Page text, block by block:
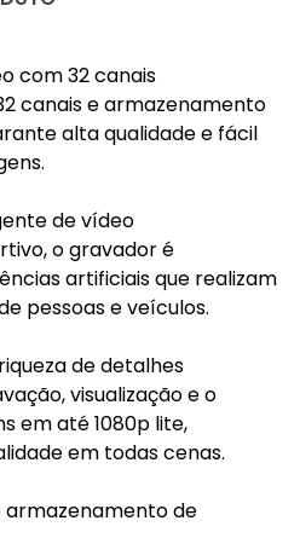
com 32 canais
canais e armazenamento
alta qualidade e fácil
de vídeo
o gravador é
artificiais que realizam
pessoas e veículos.
de detalhes
visualização e o
em até 1080p lite,
em todas cenas.
de